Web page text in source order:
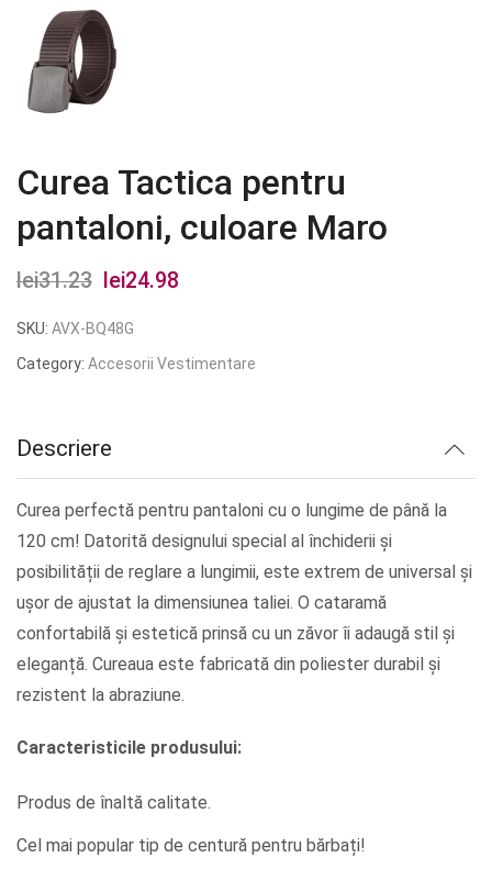
Curea Tactica pentru
pantaloni, culoare Maro
lei31.23
Prețul
inițial
a
lei24.98
este:
SKU: AVX-BQ48G
Category: Accesorii Vestimentare
Descriere
Curea perfectă pentru pantaloni cu o lungime de până la
120 cm! Datorită designului special al închiderii și
posibilității de reglare a lungimii, este extrem de universal și
ușor de ajustat la dimensiunea taliei. O cataramă
confortabilă și estetică prinsă cu un zăvor îi adaugă stil și
eleganță. Cureaua este fabricată din poliester durabil și
rezistent la abraziune.
Caracteristicile produsului:
Produs de înaltă calitate.
Cel mai popular tip de centură pentru bărbați!